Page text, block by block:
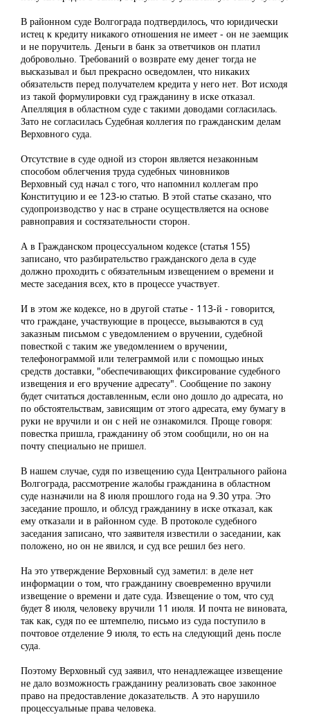
В районном суде Волгограда подтвердилось, что юридически
истец к кредиту никакого отношения не имеет - он не заемщик
и не поручитель. Деньги в банк за ответчиков он платил
добровольно. Требований о возврате ему денег тогда не
высказывал и был прекрасно осведомлен, что никаких
обязательств перед получателем кредита у него нет. Вот исходя
из такой формулировки суд гражданину в иске отказал.
Апелляция в областном суде с такими доводами согласилась.
Зато не согласилась Судебная коллегия по гражданским делам
Верховного суда.
Отсутствие в суде одной из сторон является незаконным
способом облегчения труда судебных чиновников
Верховный суд начал с того, что напомнил коллегам про
Конституцию и ее 123-ю статью. В этой статье сказано, что
судопроизводство у нас в стране осуществляется на основе
равноправия и состязательности сторон.
А в Гражданском процессуальном кодексе (статья 155)
записано, что разбирательство гражданского дела в суде
должно проходить с обязательным извещением о времени и
месте заседания всех, кто в процессе участвует.
И в этом же кодексе, но в другой статье - 113-й - говорится,
что граждане, участвующие в процессе, вызываются в суд
заказным письмом с уведомлением о вручении, судебной
повесткой с таким же уведомлением о вручении,
телефонограммой или телеграммой или с помощью иных
средств доставки, "обеспечивающих фиксирование судебного
извещения и его вручение адресату". Сообщение по закону
будет считаться доставленным, если оно дошло до адресата, но
по обстоятельствам, зависящим от этого адресата, ему бумагу в
руки не вручили и он с ней не ознакомился. Проще говоря:
повестка пришла, гражданину об этом сообщили, но он на
почту специально не пришел.
В нашем случае, судя по извещению суда Центрального района
Волгограда, рассмотрение жалобы гражданина в областном
суде назначили на 8 июля прошлого года на 9.30 утра. Это
заседание прошло, и облсуд гражданину в иске отказал, как
ему отказали и в районном суде. В протоколе судебного
заседания записано, что заявителя известили о заседании, как
положено, но он не явился, и суд все решил без него.
На это утверждение Верховный суд заметил: в деле нет
информации о том, что гражданину своевременно вручили
извещение о времени и дате суда. Извещение о том, что суд
будет 8 июля, человеку вручили 11 июля. И почта не виновата,
так как, судя по ее штемпелю, письмо из суда поступило в
почтовое отделение 9 июля, то есть на следующий день после
суда.
Поэтому Верховный суд заявил, что ненадлежащее извещение
не дало возможность гражданину реализовать свое законное
право на предоставление доказательств. А это нарушило
процессуальные права человека.